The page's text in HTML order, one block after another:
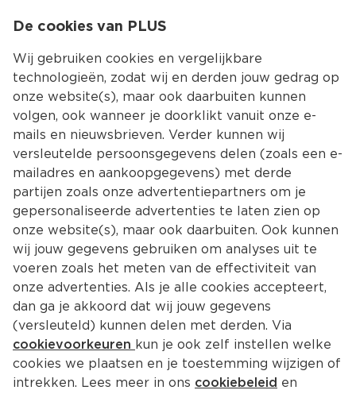
Kies jouw
Terug Producten
Soilmates 100% avocado olie
De cookies van PLUS
Wij gebruiken cookies en vergelijkbare
technologieën, zodat wij en derden jouw gedrag op
onze website(s), maar ook daarbuiten kunnen
volgen, ook wanneer je doorklikt vanuit onze e-
mails en nieuwsbrieven. Verder kunnen wij
versleutelde persoonsgegevens delen (zoals een e-
mailadres en aankoopgegevens) met derde
partijen zoals onze advertentiepartners om je
gepersonaliseerde advertenties te laten zien op
onze website(s), maar ook daarbuiten. Ook kunnen
wij jouw gegevens gebruiken om analyses uit te
voeren zoals het meten van de effectiviteit van
onze advertenties. Als je alle cookies accepteert,
dan ga je akkoord dat wij jouw gegevens
(versleuteld) kunnen delen met derden. Via
cookievoorkeuren kun je ook zelf instellen welke
cookies we plaatsen en je toestemming wijzigen of
intrekken. Lees meer in ons cookiebeleid en